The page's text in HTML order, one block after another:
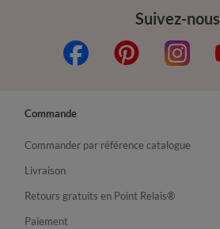
Suivez-nous
Commande
Commander par référence catalogue
Livraison
Retours gratuits en Point Relais®
Paiement